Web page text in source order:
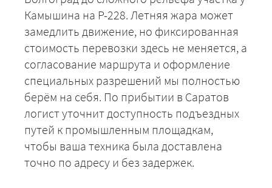
Камышина на Р-228. Летняя жара может
замедлить движение, но фиксированная
стоимость перевозки здесь не меняется, а
согласование маршрута и оформление
специальных разрешений мы полностью
берём на себя. По прибытии в Саратов
логист уточнит доступность подъездных
путей к промышленным площадкам,
чтобы ваша техника была доставлена
точно по адресу и без задержек.
ЗАКАЗАТЬ